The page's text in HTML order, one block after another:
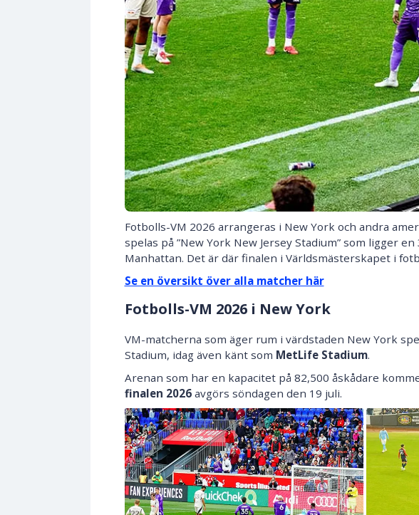
Fotbolls-VM 2026 arrangeras i New York och andra
spelas på ”New York New Jersey Stadium” som ligger
Manhattan. Det är där finalen i Världsmästerskapet i
Se en översikt över alla matcher här
Fotbolls-VM 2026 i New York
VM-matcherna som äger rum i värdstaden New York
Stadium, idag även känt som MetLife Stadium.
Arenan som har en kapacitet på 82,500 åskådare
finalen 2026avgörs söndagen den 19 juli.